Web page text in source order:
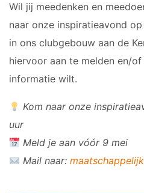
Wil jij meedenken en
naar onze inspiratieavond
in ons clubgebouw aan de
hiervoor aan te melden en/
informatie wilt.
Kom naar onze
uur
Meld je aan vóór 9 mei
Mail naar: